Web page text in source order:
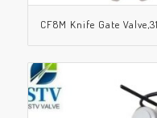
CF8M Knife Gate